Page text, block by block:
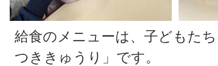
給食のメニューは、子どもた
つききゅうり」です。